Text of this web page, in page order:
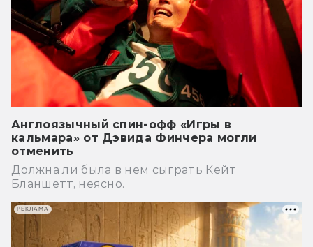
Англоязычный спин-офф «Игры в
кальмара» от Дэвида Финчера могли
отменить
Должна ли была в нем сыграть Кейт
Бланшетт, неясно.
РЕКЛАМА